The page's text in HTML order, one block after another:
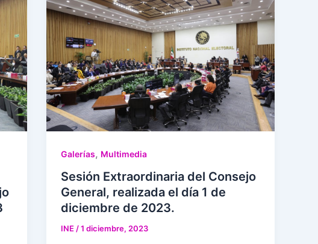
Galerías, Multimedia
Sesión Extraordinaria del Consejo
General, realizada el día 1 de
diciembre de 2023.
INE/1 diciembre, 2023